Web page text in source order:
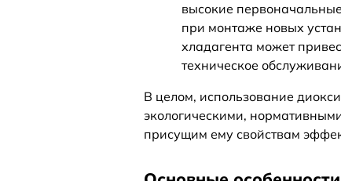
высокие
при монтаже новых
хладагента может
техническое
В целом, использование
экологическими,
присущим ему свойствам